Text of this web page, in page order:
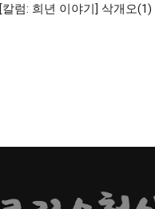
[칼럼: 희년 이야기] 삭개오(1)